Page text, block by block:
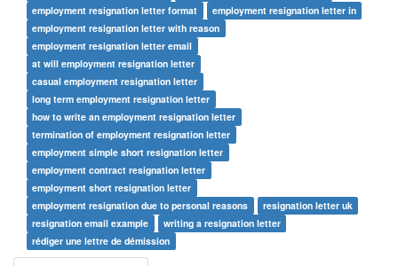
employment resignation letter format
employment resignation letter in
employment resignation letter with reason
employment resignation letter email
at will employment resignation letter
casual employment resignation letter
long term employment resignation letter
how to write an employment resignation letter
termination of employment resignation letter
employment simple short resignation letter
employment contract resignation letter
employment short resignation letter
employment resignation due to personal reasons
resignation letter uk
resignation email example
writing a resignation letter
rédiger une lettre de démission